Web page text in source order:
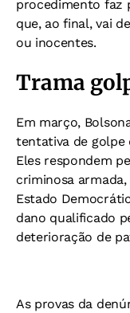
procedimento faz
que, ao final, vai
ou inocentes.
Trama
Em março,
tentativa de golpe
Eles respondem
criminosa
Estado
dano qualificado
deterioração de
As provas da